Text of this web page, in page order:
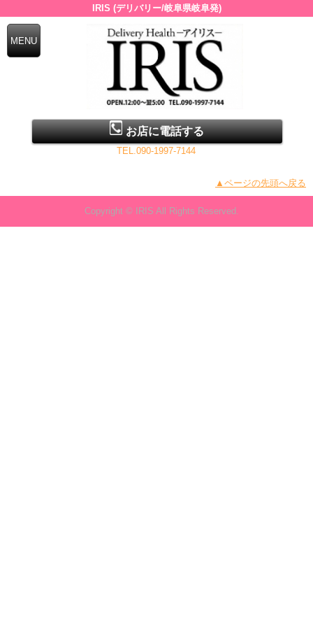
IRIS (デリバリー/岐阜県岐阜発)
お店に電話する
TEL.090-1997-7144
▲ページの先頭へ戻る
Copyright © IRIS All Rights Reserved.